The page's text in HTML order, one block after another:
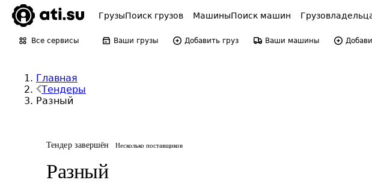
ГрузыПоиск грузов МашиныПоиск машин
Все сервисы Ваши грузы Добавить груз Ваши машины
Главная
Тендеры
Разный
Тендер завершён Несколько поставщиков
Разный